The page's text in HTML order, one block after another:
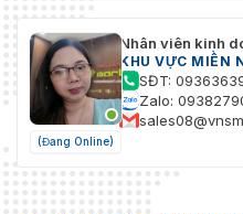
(Đang Online)
Nhân viên kinh
KHU VỰC MIỀN
SĐT:
Zalo: